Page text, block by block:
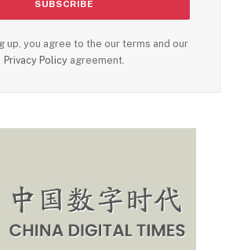
up, you agree to the our terms and our
Privacy Policy agreement.